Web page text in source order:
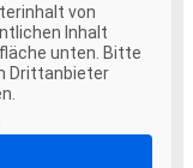
von
Inhalt
unten. Bitte
Drittanbieter